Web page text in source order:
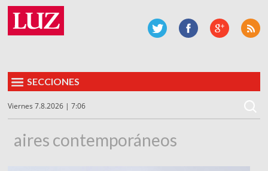
SECCIONES
Viernes 7.8.2026 | 7:06
aires contemporáneos